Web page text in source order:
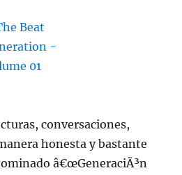
conversaciones,
honesta y bastante
â€œGeneraciÃ³n